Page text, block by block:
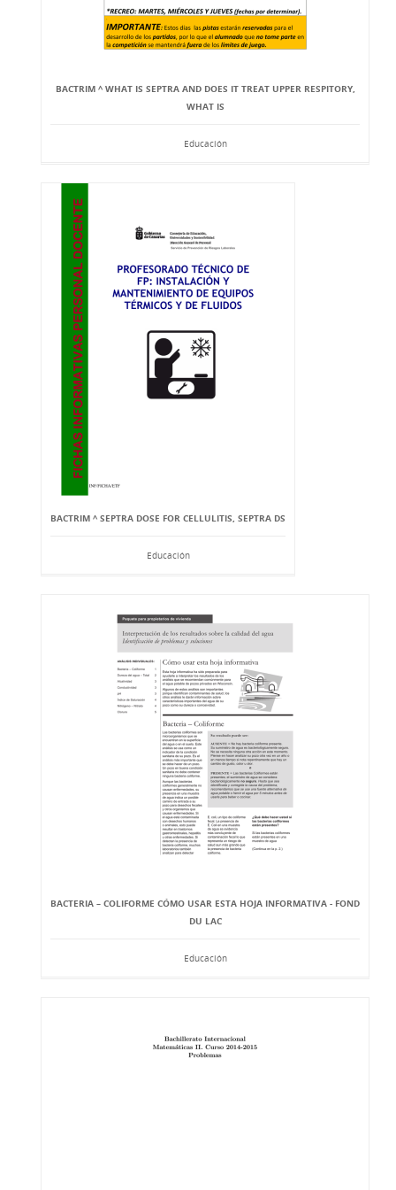
BACTRIM ^ WHAT IS SEPTRA AND DOES IT TREAT UPPER RESPITORY,
WHAT IS
Educación
BACTRIM ^ SEPTRA DOSE FOR CELLULITIS, SEPTRA DS
Educación
BACTERIA – COLIFORME CÓMO USAR ESTA HOJA INFORMATIVA - FOND
DU LAC
Educación